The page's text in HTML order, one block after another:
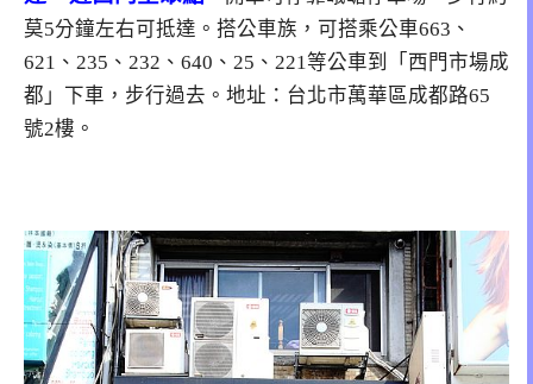
莫5分鐘左右可抵達。搭公車族，可搭乘公車663、
621、235、232、640、25、221等公車到「西門市場成
都」下車，步行過去。地址：台北市萬華區成都路65
號2樓。